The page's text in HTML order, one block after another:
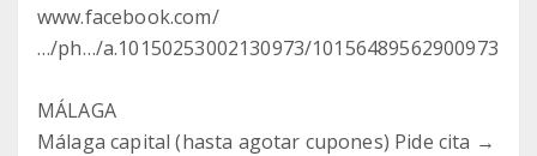
www.facebook.com/
…/ph…/a.10150253002130973/10156489562900973
MÁLAGA
Málaga capital (hasta agotar cupones) Pide cita →